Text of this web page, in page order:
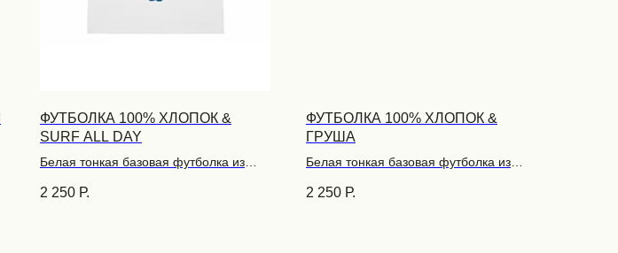
ФУТБОЛКА 100% ХЛОПОК &
SURF ALL DAY
Белая тонкая базовая футболка из
настроение
2 250 Р.
ФУТБОЛКА 100% ХЛОПОК &
ГРУША
Белая тонкая базовая футболка из
настроение
2 250 Р.